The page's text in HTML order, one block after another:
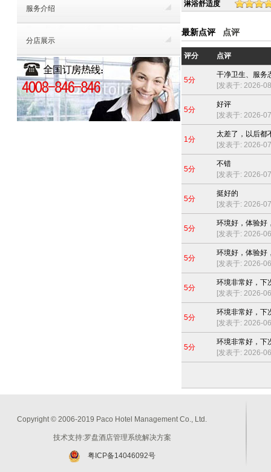
服务介绍
分店展示
淋浴舒适度
最新点评 点评
评分 点评
5分
干净卫生、服务
[发表于: 2026-
5分
好评
[发表于: 2026-
1分
太差了，以后都
[发表于: 2026-
5分
不错
[发表于: 2026-
5分
挺好的
[发表于: 2026-
5分
环境好，体验好
[发表于: 2026-
5分
环境好，体验好
[发表于: 2026-
5分
环境非常好，下
[发表于: 2026-
5分
环境非常好，下
[发表于: 2026-
5分
环境非常好，下
[发表于: 2026-
Copyright © 2006-2019 Paco Hotel Management Co., Ltd.
技术支持:罗盘酒店管理系统解决方案
粤ICP备14046092号